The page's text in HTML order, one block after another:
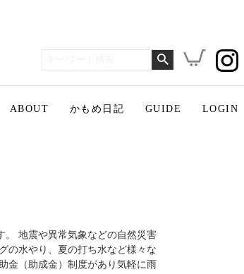
ABOUT かもめ日記 GUIDE LOGIN
。 地震や異常気象などの自然災害
の水やり、夏の打ち水など様々な
金（助成金）制度があり気軽に雨